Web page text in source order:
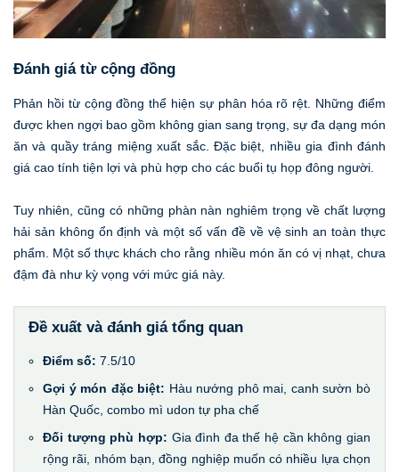
Đánh giá từ cộng đồng
Phản hồi từ cộng đồng thể hiện sự phân hóa rõ rệt. Những điểm
được khen ngợi bao gồm không gian sang trọng, sự đa dạng món
ăn và quầy tráng miệng xuất sắc. Đặc biệt, nhiều gia đình đánh
giá cao tính tiện lợi và phù hợp cho các buổi tụ họp đông người.
Tuy nhiên, cũng có những phàn nàn nghiêm trọng về chất lượng
hải sản không ổn định và một số vấn đề về vệ sinh an toàn thực
phẩm. Một số thực khách cho rằng nhiều món ăn có vị nhạt, chưa
đậm đà như kỳ vọng với mức giá này.
Đề xuất và đánh giá tổng quan
Điểm số: 7.5/10
Gợi ý món đặc biệt: Hàu nướng phô mai, canh sườn bò
Hàn Quốc, combo mì udon tự pha chế
Đối tượng phù hợp: Gia đình đa thế hệ cần không gian
rộng rãi, nhóm bạn, đồng nghiệp muốn có nhiều lựa chọn